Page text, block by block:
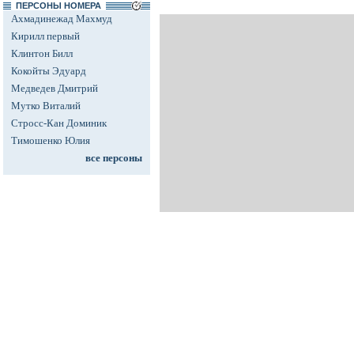
ПЕРСОНЫ НОМЕРА
Ахмадинежад Махмуд
Кирилл первый
Клинтон Билл
Кокойты Эдуард
Медведев Дмитрий
Мутко Виталий
Стросс-Кан Доминик
Тимошенко Юлия
все персоны